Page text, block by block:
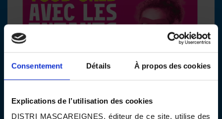
Consentement Détails À propos des cookies
Explications de l’utilisation des cookies
DISTRI MASCAREIGNES, éditeur de ce site, utilise des